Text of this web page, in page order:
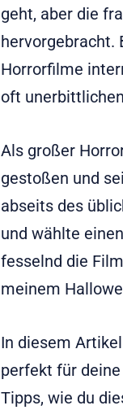
geht, aber die
hervorgebracht.
Horrorfilme
oft
Als großer
gestoßen und
abseits des
und wählte
fesselnd die
meinem
In diesem
perfekt für
Tipps, wie du